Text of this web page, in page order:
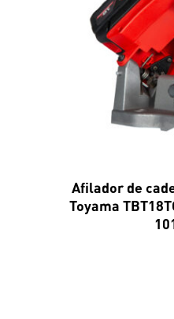
Afilador de
Toyama